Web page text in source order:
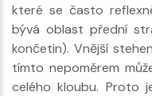
které se často
bývá oblast přední
končetin). Vnější
tímto nepoměrem
celého kloubu. Proto